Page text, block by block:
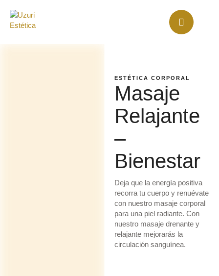
ESTÉTICA CORPORAL
Masaje
Relajante
–
Bienestar
Deja que la energía positiva
recorra tu cuerpo y renuévate
con nuestro masaje corporal
para una piel radiante. Con
nuestro masaje drenante y
relajante mejorarás la
circulación sanguínea.